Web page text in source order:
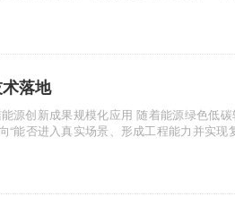
落地
能否进入真实场景、形成工程能力并实现复